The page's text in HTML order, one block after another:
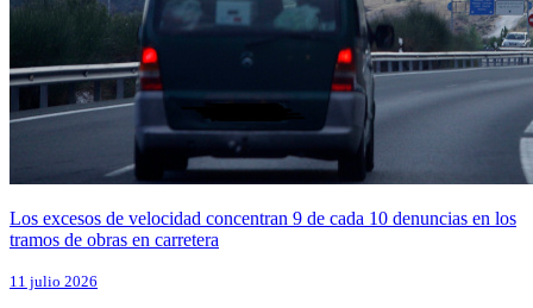
Los excesos de velocidad concentran 9 de cada 10 denuncias en los
tramos de obras en carretera​
11 julio 2026